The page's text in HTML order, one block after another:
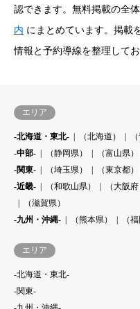
認できます。無料掲載の全
内 にまとめています。掲載
情報と予約導線を整理して
エリア
-北海道・東北- （北海道）
-中部-
（静岡県） （富山県）
-関東-
（埼玉県） （東京都）
-近畿-
（和歌山県） （大阪府
（滋賀県）
-九州・沖縄-
（熊本県） （
エリア
-北海道・東北-
-関東-